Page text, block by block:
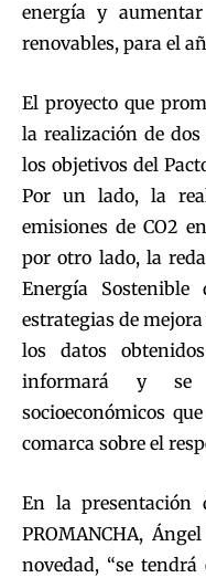
energía y
renovables, para el
El proyecto que
la realización de
los objetivos del
Por un lado, la
emisiones de CO2
por otro lado, la
Energía
estrategias de
los datos
informará y se
socioeconómicos
comarca sobre el
En la presentación
PROMANCHA,
novedad, “se